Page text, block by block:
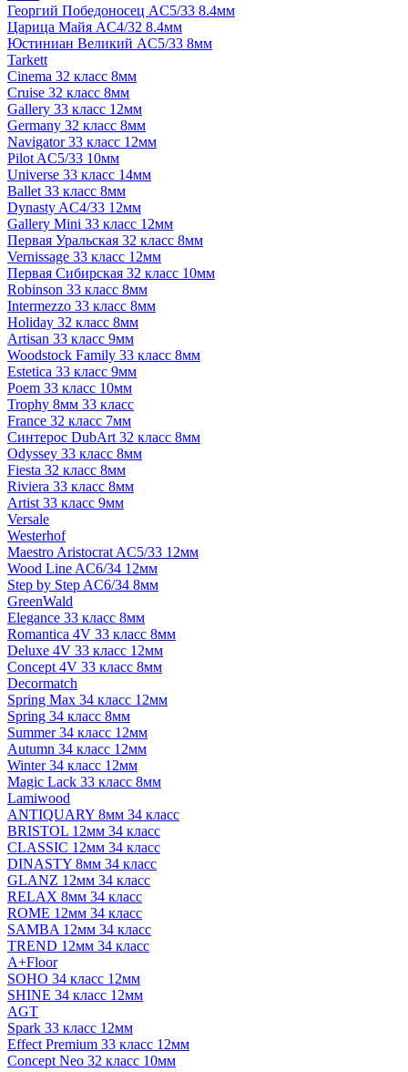
Георгий Победоносец AC5/33 8.4мм
Царица Майя AC4/32 8.4мм
Юстиниан Великий AC5/33 8мм
Tarkett
Cinema 32 класс 8мм
Cruise 32 класс 8мм
Gallery 33 класс 12мм
Germany 32 класс 8мм
Navigator 33 класс 12мм
Pilot AC5/33 10мм
Universe 33 класс 14мм
Ballet 33 класс 8мм
Dynasty AC4/33 12мм
Gallery Mini 33 класс 12мм
Первая Уральская 32 класс 8мм
Vernissage 33 класс 12мм
Первая Сибирская 32 класс 10мм
Robinson 33 класс 8мм
Intermezzo 33 класс 8мм
Holiday 32 класс 8мм
Artisan 33 класс 9мм
Woodstock Family 33 класс 8мм
Estetica 33 класс 9мм
Poem 33 класс 10мм
Trophy 8мм 33 класс
France 32 класс 7мм
Синтерос DubArt 32 класс 8мм
Odyssey 33 класс 8мм
Fiesta 32 класс 8мм
Riviera 33 класс 8мм
Artist 33 класс 9мм
Versale
Westerhof
Maestro Aristocrat AC5/33 12мм
Wood Line AC6/34 12мм
Step by Step AC6/34 8мм
GreenWald
Elegance 33 класс 8мм
Romantica 4V 33 класс 8мм
Deluxe 4V 33 класс 12мм
Concept 4V 33 класс 8мм
Decormatch
Spring Max 34 класс 12мм
Spring 34 класс 8мм
Summer 34 класс 12мм
Autumn 34 класс 12мм
Winter 34 класс 12мм
Magic Lack 33 класс 8мм
Lamiwood
ANTIQUARY 8мм 34 класс
BRISTOL 12мм 34 класс
CLASSIC 12мм 34 класс
DINASTY 8мм 34 класс
GLANZ 12мм 34 класс
RELAX 8мм 34 класс
ROME 12мм 34 класс
SAMBA 12мм 34 класс
TREND 12мм 34 класс
A+Floor
SOHO 34 класс 12мм
SHINE 34 класс 12мм
AGT
Spark 33 класс 12мм
Effect Premium 33 класс 12мм
Concept Neo 32 класс 10мм